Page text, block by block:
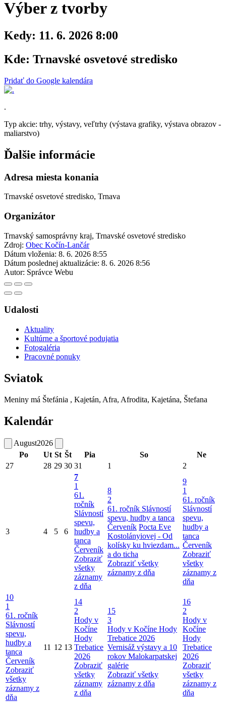
Výber z tvorby
Kedy: 11. 6. 2026 8:00
Kde: Trnavské osvetové stredisko
Pridať do Google kalendára
.
Typ akcie: trhy, výstavy, veľtrhy (výstava grafiky, výstava obrazov -
maliarstvo)
Ďalšie informácie
Adresa miesta konania
Trnavské osvetové stredisko, Trnava
Organizátor
Trnavský samosprávny kraj, Trnavské osvetové stredisko
Zdroj: Obec Kočín-Lančár
Dátum vloženia: 8. 6. 2026 8:55
Dátum poslednej aktualizácie: 8. 6. 2026 8:56
Autor: Správce Webu
Udalosti
Aktuality
Kultúrne a športové podujatia
Fotogaléria
Pracovné ponuky
Sviatok
Meniny má Štefánia , Kajetán, Afra, Afrodita, Kajetána, Štefana
Kalendár
August2026
Po
Ut St Št Pia So
Ne
27
28 29 30 31 1 2
3 4 5 6
7
1
61.
ročník
Slávností
spevu,
hudby a
tanca
Červeník
Zobraziť
všetky
záznamy
z dňa
8
2
61. ročník Slávností
spevu, hudby a tanca
Červeník Pocta Eve
Kostolányiovej - Od
kolísky ku hviezdam...
a do ticha
Zobraziť všetky
záznamy z dňa
9
1
61. ročník
Slávností
spevu,
hudby a
tanca
Červeník
Zobraziť
všetky
záznamy z
dňa
10
1
61. ročník
Slávností
spevu,
hudby a
tanca
Červeník
Zobraziť
všetky
záznamy z
dňa
11 12 13
14
2
Hody v
Kočíne
Hody
Trebatice
2026
Zobraziť
všetky
záznamy
z dňa
15
3
Hody v Kočíne Hody
Trebatice 2026
Vernisáž výstavy a 10
rokov Malokarpatskej
galérie
Zobraziť všetky
záznamy z dňa
16
2
Hody v
Kočíne
Hody
Trebatice
2026
Zobraziť
všetky
záznamy z
dňa